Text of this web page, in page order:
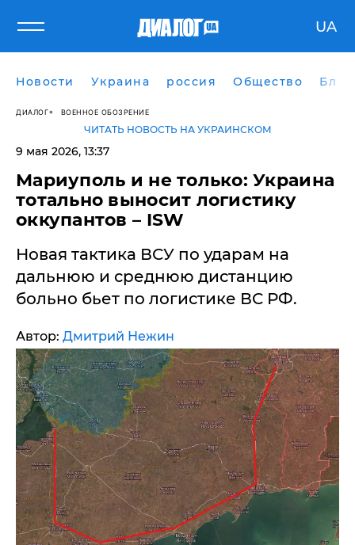
UA
Новости Украина россия Общество
ДИАЛОГ ВОЕННОЕ ОБОЗРЕНИЕ
ЧИТАТЬ НОВОСТЬ НА УКРАИНСКОМ
9 мая 2026, 13:37
Мариуполь и не только: Украина
тотально выносит логистику
оккупантов – ISW
Новая тактика ВСУ по ударам на
дальнюю и среднюю дистанцию
больно бьет по логистике ВС РФ.
Автор: Дмитрий Нежин